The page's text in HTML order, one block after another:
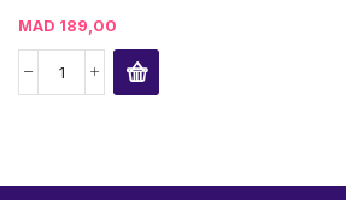
MAD 189,00